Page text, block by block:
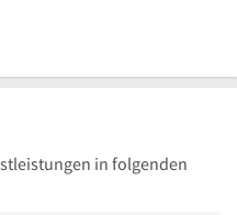
30
Uhr
in folgenden